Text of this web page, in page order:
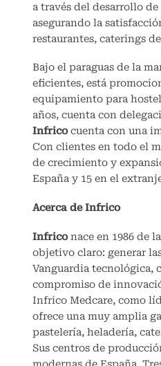
a través del desarrollo
asegurando la
restaurantes, caterings
Bajo el paraguas de la
eficientes, está
equipamiento para
años, cuenta con
Infricocuenta con una
Con clientes en todo el
de crecimiento y
España y 15 en el
Acerca de Infrico
Infriconace en 1986 de
objetivo claro: generar
Vanguardia tecnológica,
compromiso de
Infrico Medcare, como
ofrece una muy amplia
pastelería, heladería,
Sus centros de